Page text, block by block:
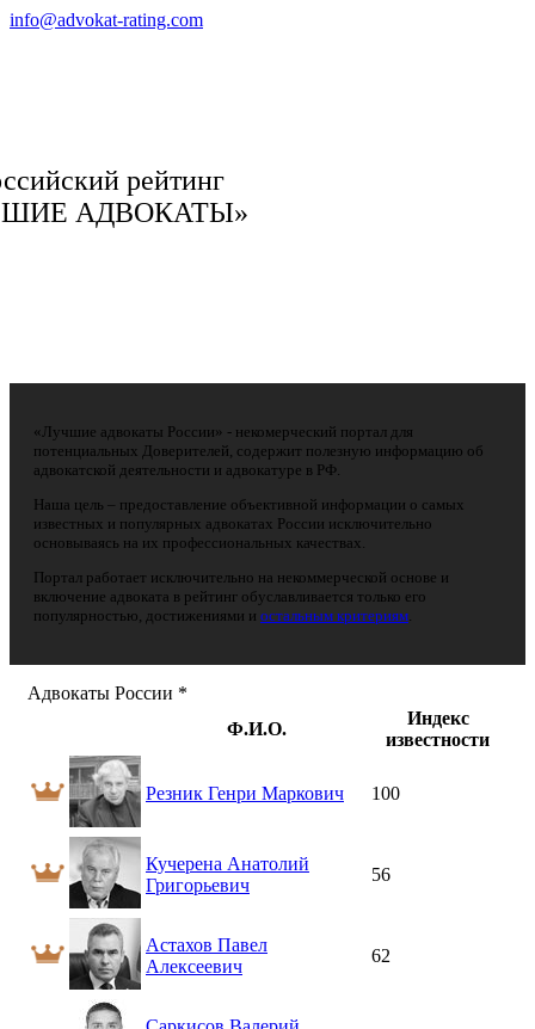
info@advokat-rating.com
рейтинг
АДВОКАТЫ»
«Лучшие адвокаты России» - некомерческий портал для
потенциальных Доверителей, содержит полезную информацию об
адвокатской деятельности и адвокатуре в РФ.
Наша цель – предоставление объективной информации о самых
известных и популярных адвокатах России исключительно
основываясь на их профессиональных качествах.
Портал работает исключительно на некоммерческой основе и
включение адвоката в рейтинг обуславливается только его
популярностью, достижениями и остальным критериям.
Адвокаты России *
Ф.И.О.
Индекс
известности
Резник Генри Маркович 100
Кучерена Анатолий
Григорьевич
56
Астахов Павел
Алексеевич
62